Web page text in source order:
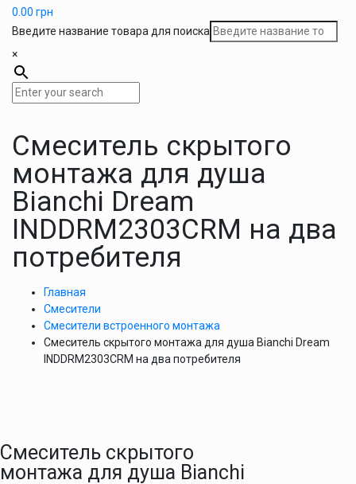
0.00 грн
Введите название товара для поиска
×
Смеситель скрытого
монтажа для душа
Bianchi Dream
INDDRM2303CRM на два
потребителя
Главная
Смесители
Смесители встроенного монтажа
Смеситель скрытого монтажа для душа Bianchi Dream
INDDRM2303CRM на два потребителя
Смеситель скрытого
монтажа для душа Bianchi